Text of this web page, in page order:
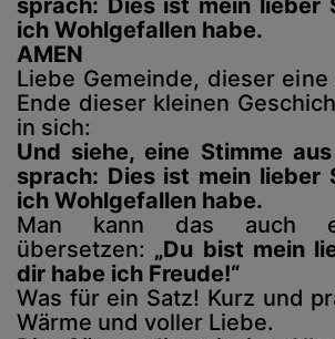
sprach: Dies ist mein lieber
ich Wohlgefallen habe.
AMEN
Liebe Gemeinde, dieser eine
Ende dieser kleinen
in sich:
Und siehe, eine Stimme
sprach: Dies ist mein lieber
ich Wohlgefallen habe.
Man kann das auch
übersetzen: „Du bist mein
dir habe ich Freude!“
Was für ein Satz! Kurz und
Wärme und voller Liebe.